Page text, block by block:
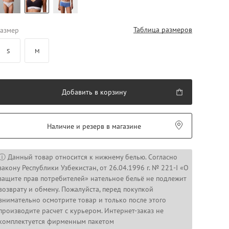
Таблица размеров
S M
Добавить в корзину
Наличие и резерв в магазине
Данный товар относится к нижнему белью. Согласно
Республики Узбекистан, от 26.04.1996 г. № 221-I «О
прав потребителей» нательное бельё не подлежит
и обмену. Пожалуйста, перед покупкой
осмотрите товар и только после этого
расчет с курьером. Интернет-заказ не
фирменным пакетом